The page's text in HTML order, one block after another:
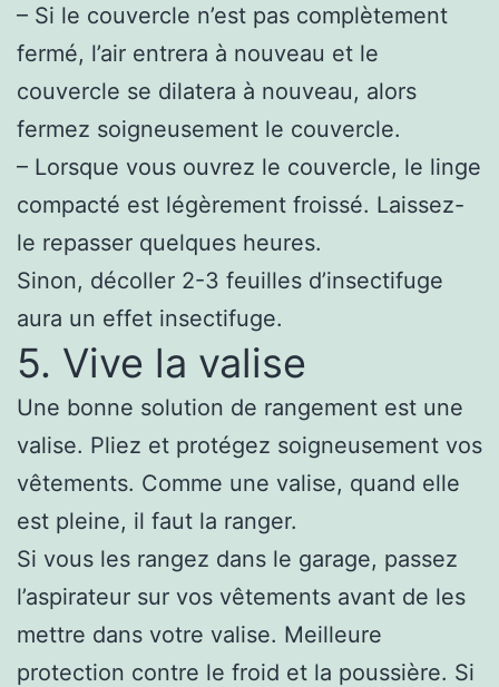
– Si le couvercle n’est pas complètement
fermé, l’air entrera à nouveau et le
couvercle se dilatera à nouveau, alors
fermez soigneusement le couvercle.
– Lorsque vous ouvrez le couvercle, le linge
compacté est légèrement froissé. Laissez-
le repasser quelques heures.
Sinon, décoller 2-3 feuilles d’insectifuge
aura un effet insectifuge.
5. Vive la valise
Une bonne solution de rangement est une
valise. Pliez et protégez soigneusement vos
vêtements. Comme une valise, quand elle
est pleine, il faut la ranger.
Si vous les rangez dans le garage, passez
l’aspirateur sur vos vêtements avant de les
mettre dans votre valise. Meilleure
protection contre le froid et la poussière. Si